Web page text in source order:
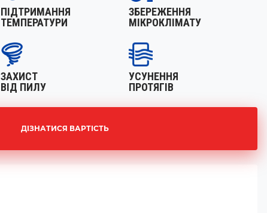
ПІДТРИМАННЯ
ТЕМПЕРАТУРИ
ЗБЕРЕЖЕННЯ
МІКРОКЛІМАТУ
ЗАХИСТ
ВІД ПИЛУ
УСУНЕННЯ
ПРОТЯГІВ
ДІЗНАТИСЯ ВАРТІСТЬ